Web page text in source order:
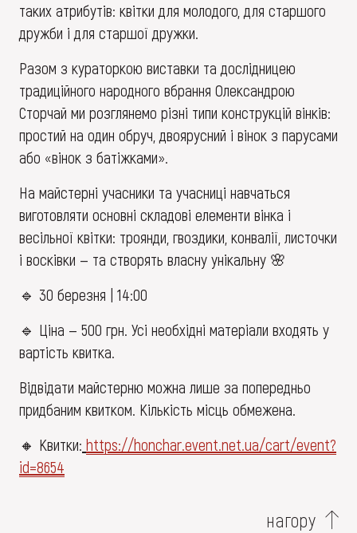
таких атрибутів: квітки для молодого, для старшого
дружби і для старшої дружки.
Разом з кураторкою виставки та дослідницею
традиційного народного вбрання Олександрою
Сторчай ми розглянемо різні типи конструкцій вінків:
простий на один обруч, двоярусний і вінок з парусами
або «вінок з батіжками».
На майстерні учасники та учасниці навчаться
виготовляти основні складові елементи вінка і
весільної квітки: троянди, гвоздики, конвалії, листочки
і восківки — та створять власну унікальну 🌸
🔹 30 березня | 14:00
🔹 Ціна — 500 грн. Усі необхідні матеріали входять у
вартість квитка.
Відвідати майстерню можна лише за попередньо
придбаним квитком. Кількість місць обмежена.
🔸 Квитки: https://honchar.event.net.ua/cart/event?
id=8654
нагору